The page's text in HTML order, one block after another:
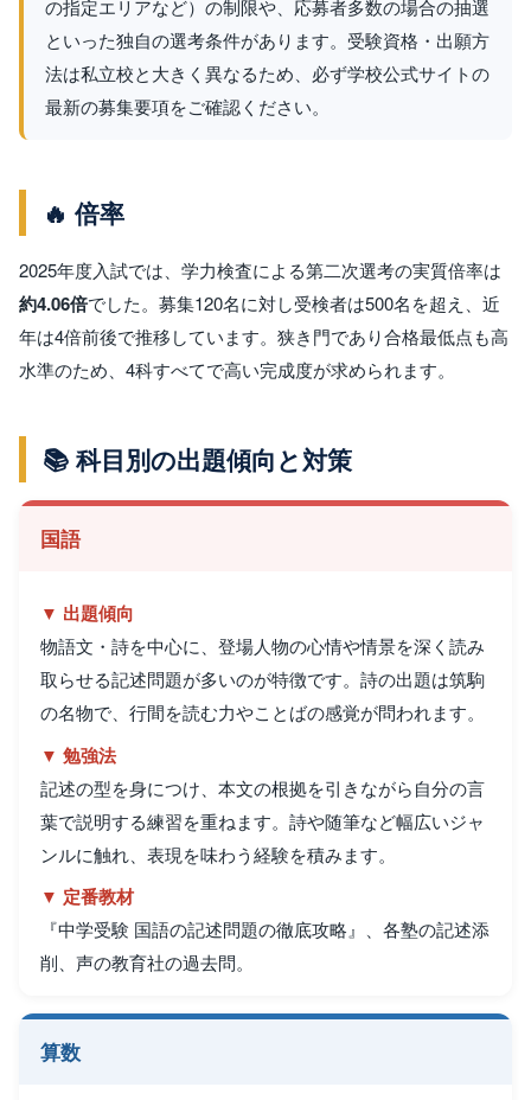
の指定エリアなど）の制限や、応募者多数の場合の抽選
といった独自の選考条件があります。受験資格・出願方
法は私立校と大きく異なるため、必ず学校公式サイトの
最新の募集要項をご確認ください。
🔥 倍率
2025年度入試では、学力検査による第二次選考の実質倍率は
約4.06倍でした。募集120名に対し受検者は500名を超え、近
年は4倍前後で推移しています。狭き門であり合格最低点も高
水準のため、4科すべてで高い完成度が求められます。
📚 科目別の出題傾向と対策
国語
▼ 出題傾向
物語文・詩を中心に、登場人物の心情や情景を深く読み
取らせる記述問題が多いのが特徴です。詩の出題は筑駒
の名物で、行間を読む力やことばの感覚が問われます。
▼ 勉強法
記述の型を身につけ、本文の根拠を引きながら自分の言
葉で説明する練習を重ねます。詩や随筆など幅広いジャ
ンルに触れ、表現を味わう経験を積みます。
▼ 定番教材
『中学受験 国語の記述問題の徹底攻略』、各塾の記述添
削、声の教育社の過去問。
算数